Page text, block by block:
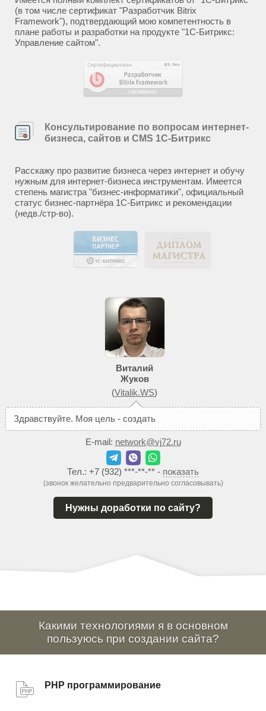
(в том числе сертификат "Разработчик Bitrix
Framework"), подтвердающий мою компетентность в
плане работы и разработки на продукте "1С-Битрикс:
Управление сайтом".
Консультирование по вопросам интернет-
бизнеса, сайтов и CMS 1С-Битрикс
Расскажу про развитие бизнеса через интернет и обучу
нужным для интернет-бизнеса инструментам. Имеется
степень магистра "бизнес-информатики", официальный
статус бизнес-партнёра 1С-Битрикс и рекомендации
(недв./стр-во).
Виталий
Жуков
(Vitalik.WS)
Здравствуйте. Моя цель - создать
E-mail: network@vj72.ru
Тел.: +7 (932) ***-**-** - показать
(звонок желательно предварительно согласовывать)
Нужны доработки по сайту?
Какими технологиями я в основном
пользуюсь при создании сайта?
PHP программирование